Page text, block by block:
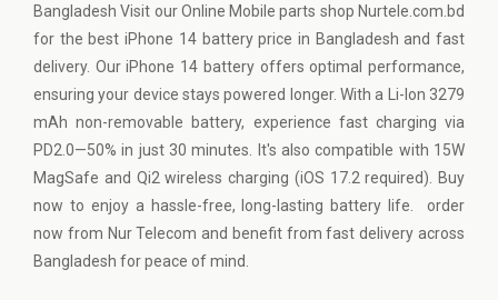
Bangladesh Visit our Online Mobile parts shop Nurtele.com.bd
for the best iPhone 14 battery price in Bangladesh and fast
delivery. Our iPhone 14 battery offers optimal performance,
ensuring your device stays powered longer. With a Li-Ion 3279
mAh non-removable battery, experience fast charging via
PD2.0—50% in just 30 minutes. It's also compatible with 15W
MagSafe and Qi2 wireless charging (iOS 17.2 required). Buy
now to enjoy a hassle-free, long-lasting battery life. order
now from Nur Telecom and benefit from fast delivery across
Bangladesh for peace of mind.